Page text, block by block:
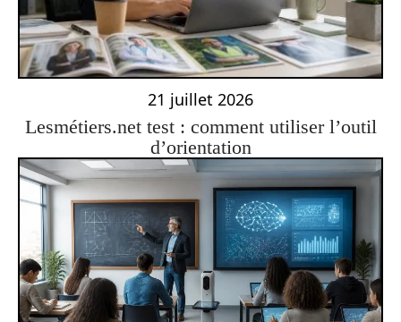
21 juillet 2026
Lesmétiers.net test : comment utiliser l’outil
d’orientation